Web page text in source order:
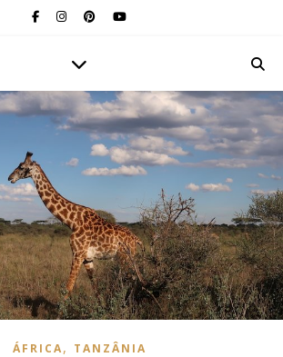
ÁFRICA, TANZÂNIA